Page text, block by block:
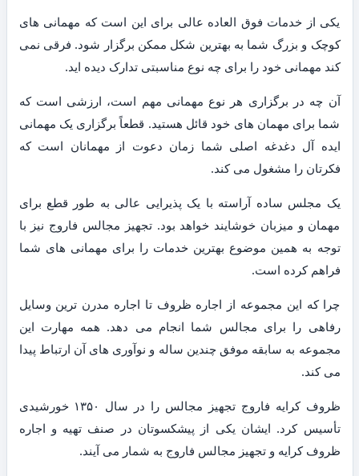
یکی از خدمات فوق العاده عالی برای این است که مهمانی های
کوچک و بزرگ شما به بهترین شکل ممکن برگزار شود. فرقی نمی
کند مهمانی خود را برای چه نوع مناسبتی تدارک دیده اید.
آن چه در برگزاری هر نوع مهمانی مهم است، ارزشی است که
شما برای مهمان های خود قائل هستید. قطعاً برگزاری یک مهمانی
ایده آل دغدغه اصلی شما زمان دعوت از مهمانان است که
فکرتان را مشغول می کند.
یک مجلس ساده آراسته با یک پذیرایی عالی به طور قطع برای
مهمان و میزبان خوشایند خواهد بود. تجهیز مجالس فاروج نیز با
توجه به همین موضوع بهترین خدمات را برای مهمانی های شما
فراهم کرده است.
چرا که این مجموعه از اجاره ظروف تا اجاره مدرن ترین وسایل
رفاهی را برای مجالس شما انجام می دهد. همه مهارت این
مجموعه به سابقه موفق چندین ساله و نوآوری های آن ارتباط پیدا
می کند.
ظروف کرایه فاروج تجهیز مجالس را در سال ۱۳۵۰ خورشیدی
تأسیس کرد. ایشان یکی از پیشکسوتان در صنف تهیه و اجاره
ظروف کرایه و تجهیز مجالس فاروج به شمار می آیند.